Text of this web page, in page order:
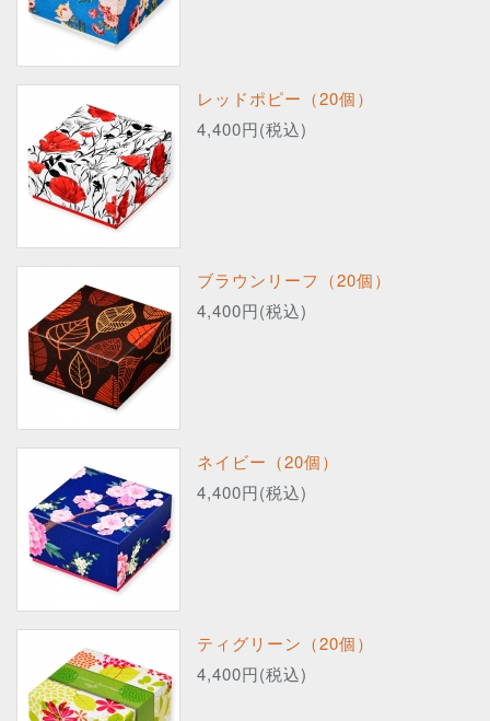
レッドポピー（20個）
4,400円(税込)
ブラウンリーフ（20個）
4,400円(税込)
ネイビー（20個）
4,400円(税込)
ティグリーン（20個）
4,400円(税込)